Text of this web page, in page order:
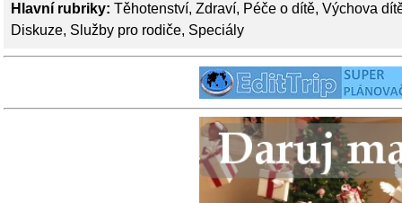
Hlavní rubriky: Těhotenství, Zdraví, Péče o dítě, Výchova
Diskuze, Služby pro rodiče, Speciály